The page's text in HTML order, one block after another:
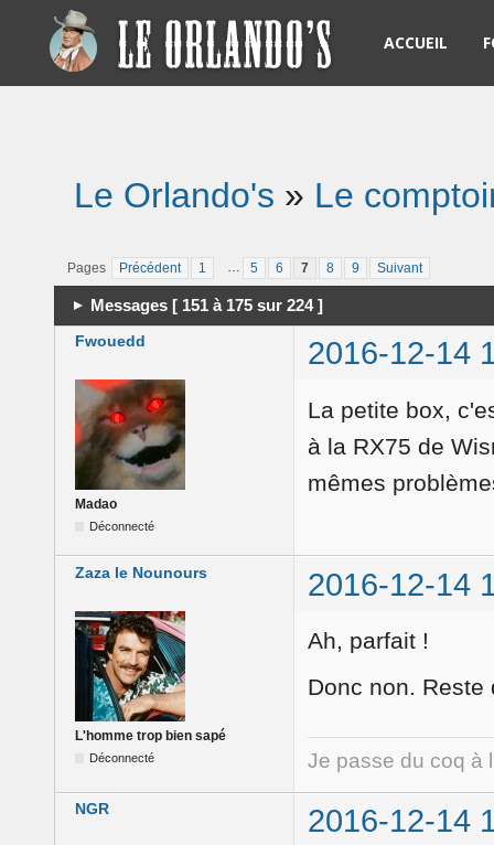
ACCUEIL
Le Orlando's » Le
Pages Précédent 1 … 5 6 7 8 9 Suivant
Messages [ 151 à 175 sur 224 ]
Fwouedd 2016-12-14
Madao
Déconnecté
La petite box,
à la RX75 de
mêmes
Zaza le Nounours 2016-12-14
L'homme trop bien sapé
Déconnecté
Ah, parfait !
Donc non.
Je passe du coq à
NGR
2016-12-14